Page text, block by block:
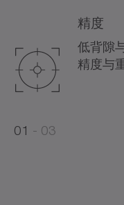
精度
低背隙
精度与
01
03